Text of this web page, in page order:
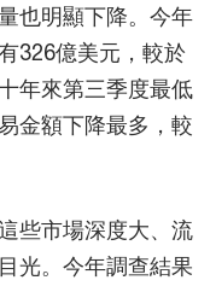
也明顯下降。今年
326億美元，較於
年來第三季度最低
金額下降最多，較
些市場深度大、流
光。今年調查結果